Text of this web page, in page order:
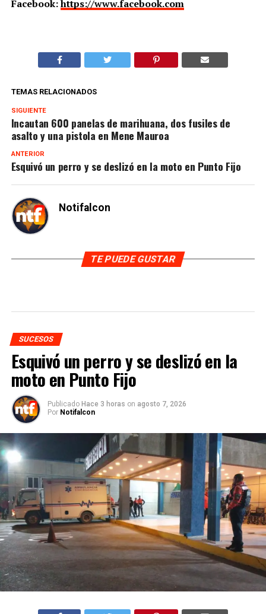
Facebook:https://www.facebook.com
TEMAS RELACIONADOS
SIGUIENTE
Incautan 600 panelas de marihuana, dos fusiles de
asalto y una pistola en Mene Mauroa
ANTERIOR
Esquivó un perro y se deslizó en la moto en Punto Fijo
Notifalcon
TE PUEDE GUSTAR
SUCESOS
Esquivó un perro y se deslizó en la
moto en Punto Fijo
Publicado Hace 3 horas on agosto 7, 2026
Por Notifalcon